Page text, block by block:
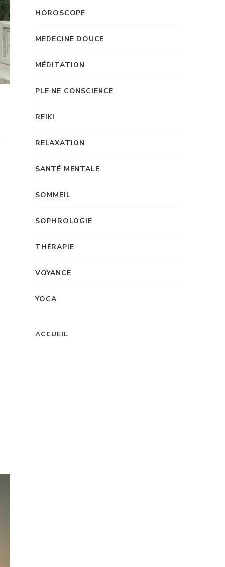
HOROSCOPE
MEDECINE DOUCE
MÉDITATION
PLEINE CONSCIENCE
REIKI
RELAXATION
SANTÉ MENTALE
SOMMEIL
SOPHROLOGIE
THÉRAPIE
VOYANCE
YOGA
ACCUEIL